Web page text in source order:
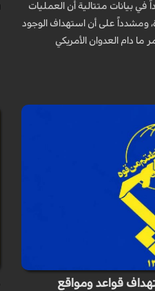
في بيانات متتالية أن العمليات
ومشدداً على أن استهداف الوجود
دام العدوان الأمريكي
قواعد ومواقع